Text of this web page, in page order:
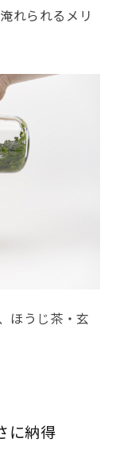
れられるメリ
ほうじ茶・玄
に納得